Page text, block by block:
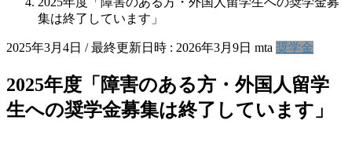
集は終了しています」
2025年3月4日 / 最終更新日時 : 2026年3月9日 mta 奨学金
2025年度「障害のある方・外国人留学
生への奨学金募集は終了しています」